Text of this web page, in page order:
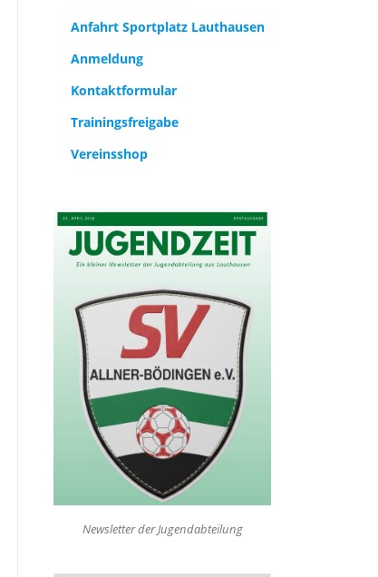
Anfahrt Sportplatz Lauthausen
Anmeldung
Kontaktformular
Trainingsfreigabe
Vereinsshop
Newsletter der Jugendabteilung